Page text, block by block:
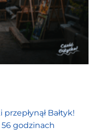
Bałtyk!
godzinach